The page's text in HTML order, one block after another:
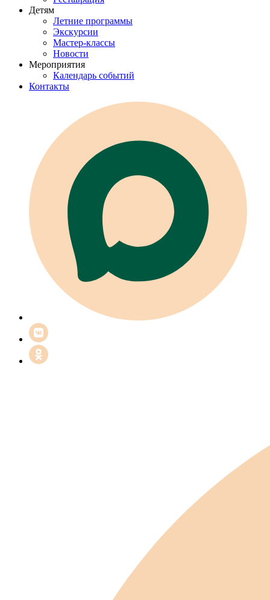
Детям
Летние программы
Экскурсии
Мастер-классы
Новости
Мероприятия
Календарь событий
Контакты